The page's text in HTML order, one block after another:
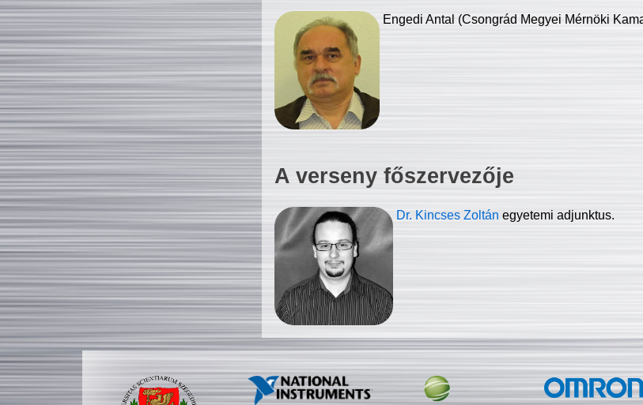
Engedi Antal (Csongrád Megyei Mérnöki
A verseny főszervezője
Dr. Kincses Zoltán egyetemi adjunktus.